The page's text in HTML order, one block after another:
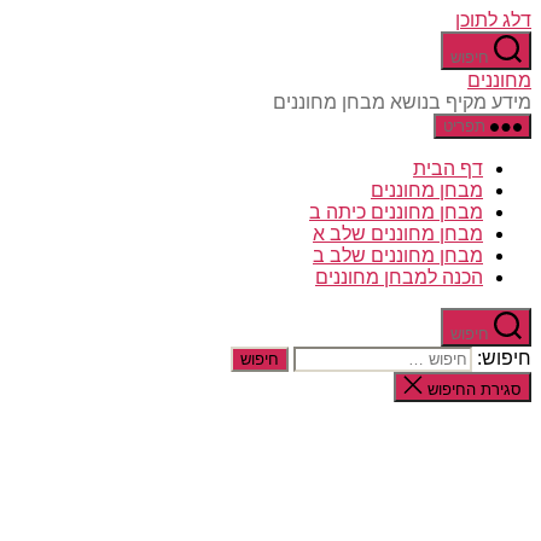
דלג לתוכן
חיפוש
מחוננים
מידע מקיף בנושא מבחן מחוננים
תפריט
דף הבית
מבחן מחוננים
מבחן מחוננים כיתה ב
מבחן מחוננים שלב א
מבחן מחוננים שלב ב
הכנה למבחן מחוננים
חיפוש
חיפוש:
סגירת החיפוש